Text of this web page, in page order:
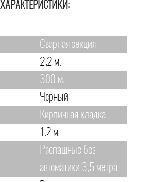
ХАРАКТЕРИСТИКИ:
Сварная секция
2,2 м.
300 м.
Черный
Кирпичная кладка
1.2 м
Распашные без
автоматики 3,5 метра